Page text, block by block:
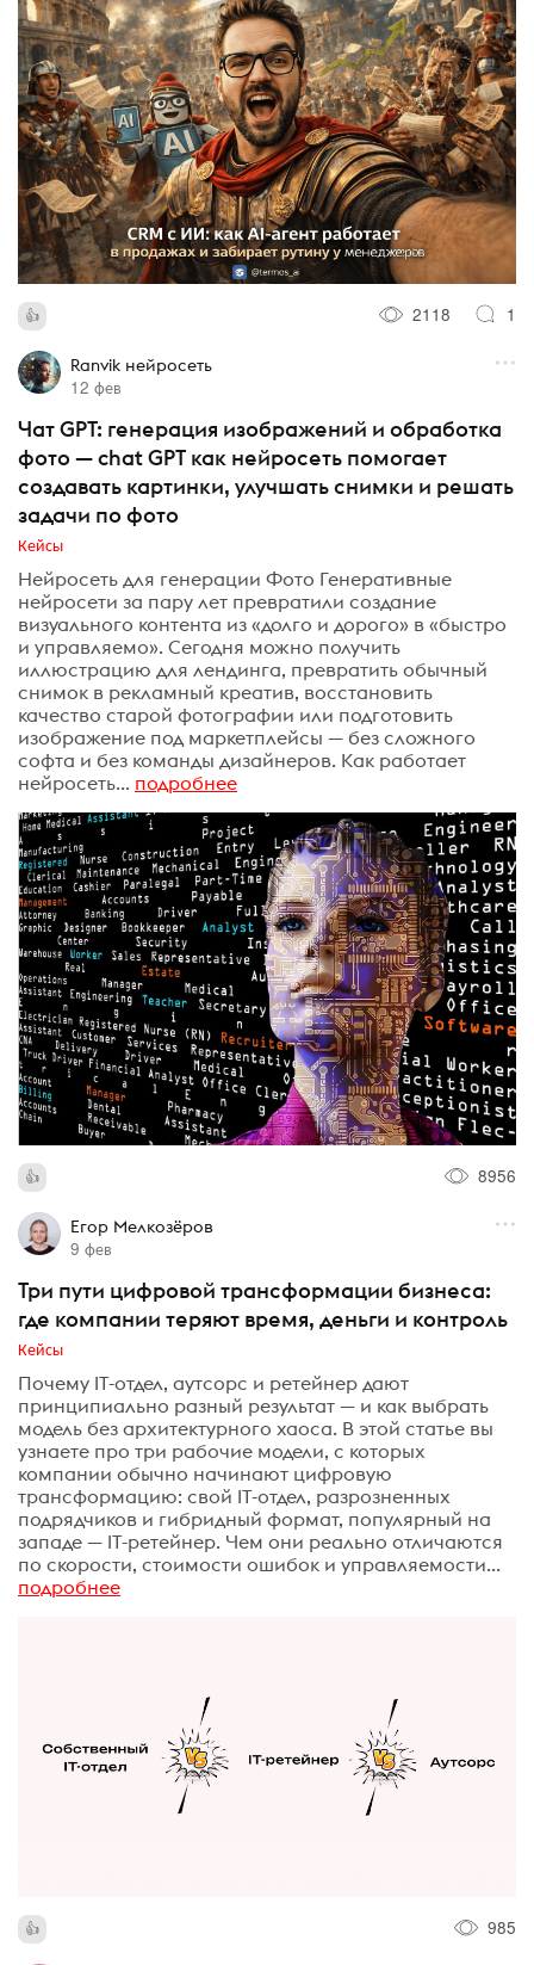
2118 1
Ranvik нейросеть
12 фев
Чат GPT: генерация изображений и обработка
фото — chat GPT как нейросеть помогает
создавать картинки, улучшать снимки и решать
задачи по фото
Кейсы
Нейросеть для генерации Фото Генеративные
нейросети за пару лет превратили создание
визуального контента из «долго и дорого» в «быстро
и управляемо». Сегодня можно получить
иллюстрацию для лендинга, превратить обычный
снимок в рекламный креатив, восстановить
качество старой фотографии или подготовить
изображение под маркетплейсы — без сложного
софта и без команды дизайнеров. Как работает
нейросеть... подробнее
8956
Егор Мелкозёров
9 фев
Три пути цифровой трансформации бизнеса:
где компании теряют время, деньги и контроль
Кейсы
Почему IT-отдел, аутсорс и ретейнер дают
принципиально разный результат — и как выбрать
модель без архитектурного хаоса. В этой статье вы
узнаете про три рабочие модели, с которых
компании обычно начинают цифровую
трансформацию: свой IT-отдел, разрозненных
подрядчиков и гибридный формат, популярный на
западе — IT-ретейнер. Чем они реально отличаются
по скорости, стоимости ошибок и управляемости...
подробнее
985